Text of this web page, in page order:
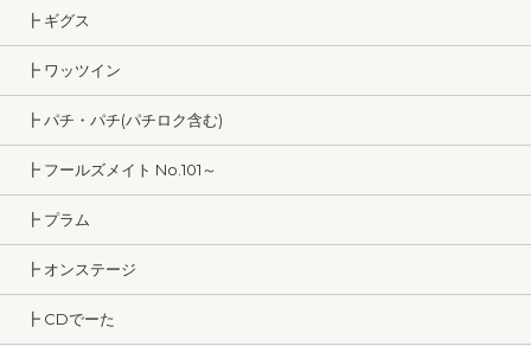
┣ ギグス
┣ ワッツイン
┣ パチ・パチ(パチロク含む)
┣ フールズメイト No.101～
┣ プラム
┣ オンステージ
┣ CDでーた